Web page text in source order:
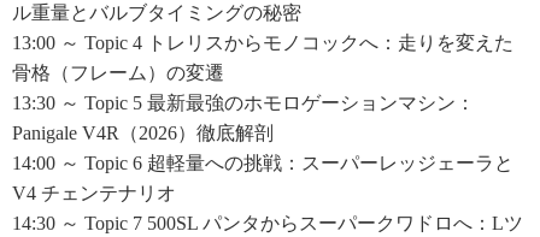
ル重量とバルブタイミングの秘密
13:00 ～ Topic 4 トレリスからモノコックへ：走りを変えた
骨格（フレーム）の変遷
13:30 ～ Topic 5 最新最強のホモロゲーションマシン：
Panigale V4R（2026）徹底解剖
14:00 ～ Topic 6 超軽量への挑戦：スーパーレッジェーラと
V4 チェンテナリオ
14:30 ～ Topic 7 500SL パンタからスーパークワドロへ：Lツ